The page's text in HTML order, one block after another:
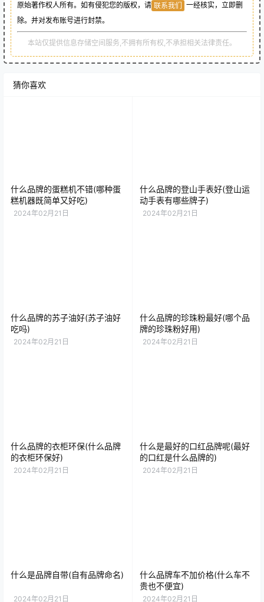
原始著作权人所有。如有侵犯您的版权，请 联系我们
一经核实，立即删
除。并对发布账号进行封禁。
本站仅提供信息存储空间服务,不拥有所有权,不承担相关法律责任。
猜你喜欢
什么品牌的蛋糕机不错(哪种蛋
糕机器既简单又好吃)
2024年02月21日
什么品牌的登山手表好(登山运
动手表有哪些牌子)
2024年02月21日
什么品牌的苏子油好(苏子油好
吃吗)
2024年02月21日
什么品牌的珍珠粉最好(哪个品
牌的珍珠粉好用)
2024年02月21日
什么品牌的衣柜环保(什么品牌
的衣柜环保好)
2024年02月21日
什么是最好的口红品牌呢(最好
的口红是什么品牌的)
2024年02月21日
什么是品牌自带(自有品牌命名)
2024年02月21日
什么品牌车不加价格(什么车不
贵也不便宜)
2024年02月21日